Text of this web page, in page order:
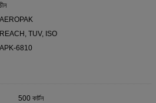
চীন
AEROPAK
REACH, TUV, ISO
APK-6810
500 কার্টন